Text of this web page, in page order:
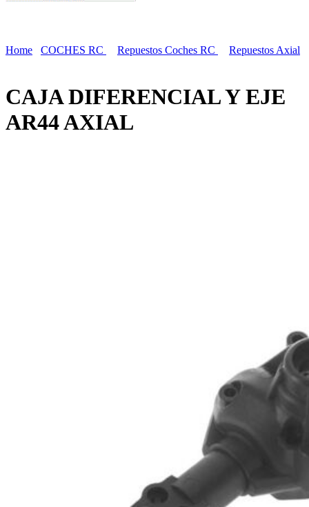
Home COCHES RC Repuestos Coches RC Repuestos Axial
CAJA DIFERENCIAL Y EJE
AR44 AXIAL